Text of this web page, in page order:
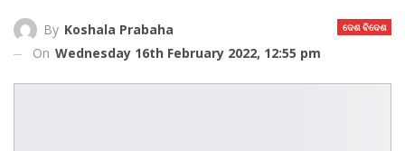
ଦେଶ ବିଦେଶ
By Koshala Prabaha
On Wednesday 16th February 2022, 12:55 pm